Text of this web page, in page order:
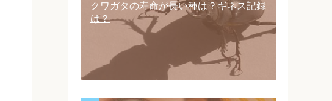
クワガタの寿命が長い種は？ギネス記録
は？